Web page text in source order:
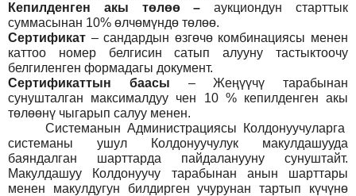
Кепилденген акы төлөө
–аукциондун старттык
суммасынан 10% өлчөмүндө төлөө.
Сертификат – сандардын өзгөчө комбинациясы менен
каттоо номер белгисин сатып алууну тастыктоочу
белгиленген формадагы документ.
Сертификаттын баасы – Жеңүүчү тарабынан
сунушталган максималдуу чен 10 % кепилденген акы
төлөөнү чыгарып салуу менен.
СистеманынАдминистрациясы Колдонуучуларга
системаны ушул Колдонуучулук макулдашууда
баяндалган шарттарда пайдаланууну сунуштайт.
Макулдашуу Колдонуучу тарабынан анын шарттары
менен макулдугун билдирген учурунан тартып күчүнө